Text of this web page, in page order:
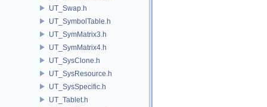
UT_Swap.h
UT_SymbolTable.h
UT_SymMatrix3.h
UT_SymMatrix4.h
UT_SysClone.h
UT_SysResource.h
UT_SysSpecific.h
UT_Tablet.h